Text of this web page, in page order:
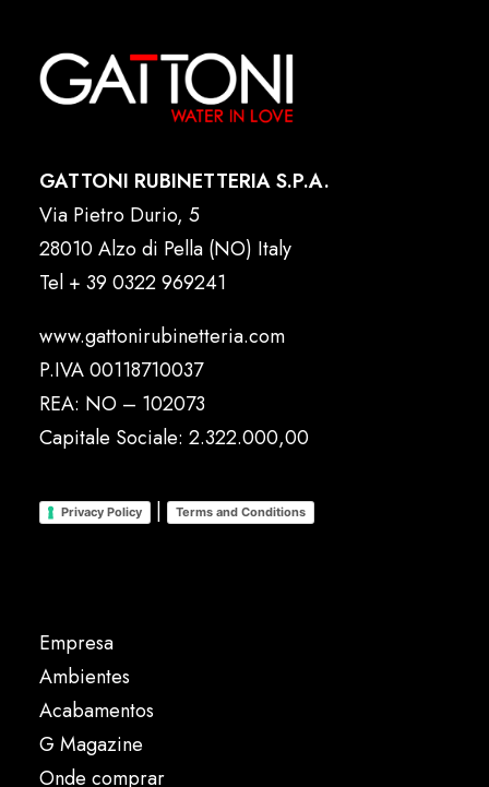
GATTONI RUBINETTERIA S.P.A.
Via Pietro Durio, 5
28010 Alzo di Pella (NO) Italy
Tel + 39 0322 969241
www.gattonirubinetteria.com
P.IVA 00118710037
REA: NO – 102073
Capitale Sociale: 2.322.000,00
Privacy Policy | Terms and Conditions
Empresa
Ambientes
Acabamentos
G Magazine
Onde comprar